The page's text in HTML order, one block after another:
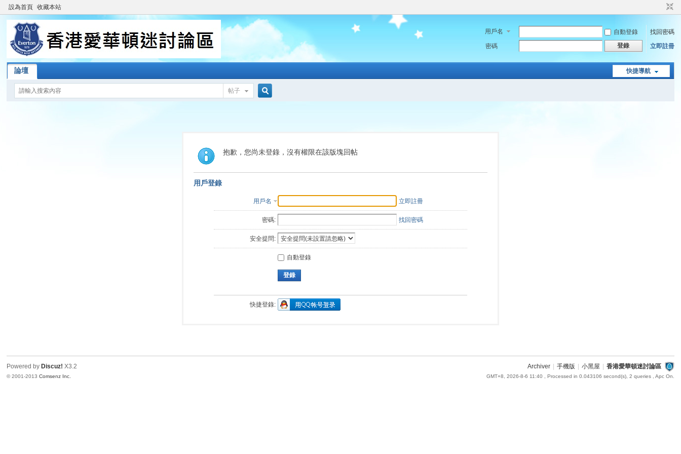
設為首頁 收藏本站
用戶名 自動登錄
找回密碼
密碼
登錄 立即註冊
快捷導航
論壇
帖子
索
抱歉，您尚未登錄，沒有權限在該版塊回帖
用戶登錄
用戶名 立即註冊
密碼: 找回密碼
安全提問:
自動登錄
登錄
快捷登錄:
Archiver 手機版 小黑屋 香港愛華頓迷討論區
GMT+8, 2026-8-6 11:40 , Processed in 0.043106 second(s), 2 queries , Apc On.
Powered by Discuz! X3.2
© 2001-2013Comsenz Inc.